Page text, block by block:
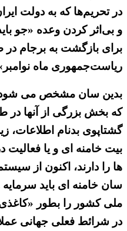
در تحریم‌ها که به دولت
و بی‌اثر کردن وعده «جو
برای بازگشت به برجام در
ریاست‌جمهوری ماه
بدین سان مشخص می شود
که بخش بزرگی از آنها در
گشتاپوی بدنام اطلاعات،
بیت خامنه ای و یا فعالیت
ها را دارند، اکنون از
سان خامنه ای باید
ملی کشور را بطور
در شرائط فعلی جهانی